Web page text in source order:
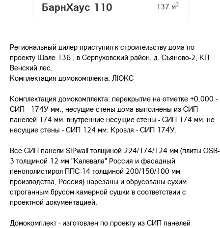
БарнХаус 110 137 м2
Региональный дилер приступил к строительству дома по
проекту Шале 136 , в Серпуховский район, д. Съяново-2, КП
Венский лес.
Комплектация домокомплекта: ЛЮКС
Комплектация домокомплекта: перекрытие на отметке +0.000 -
СИП - 174У мм., несущие стены дома выполнены из СИП
панелей 174 мм, внутренние несущие стены - СИП 174 мм, не
несущие стены - СИП 124 мм. Кровля - СИП 174У.
Все СИП панели SIPwall толщиной 224/174/124 мм (плиты OSB-
3 толщиной 12 мм "Калевала" Россия и фасадный
пенополистирол ППС-14 толщиной 200/150/100 мм
производства, Россия) нарезаны и обрусованы сухим
строганным брусом камерной сушки в соответствии с
проектной документацией.
Домокомплект - изготовлен по проекту из СИП панелей